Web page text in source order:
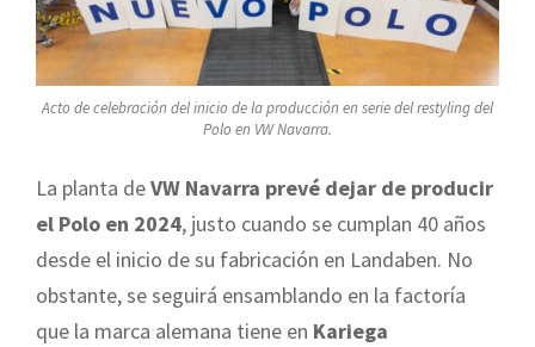
Acto de celebración del inicio de la producción en serie del restyling del
Polo en VW Navarra.
La planta deVW Navarra prevé dejar de producir
el Polo en 2024, justo cuando se cumplan 40 años
desde el inicio de su fabricación en Landaben. No
obstante, se seguirá ensamblando en la factoría
que la marca alemana tiene en Kariega